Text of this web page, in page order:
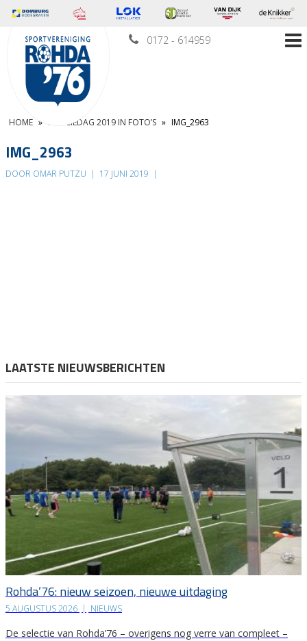
0172 - 614959
HOME » FAMILIEDAG 2019 IN FOTO’S » IMG_2963
IMG_2963
DOOR OMAR PUTZU | 17 JUNI 2019 |
LAATSTE NIEUWSBERICHTEN
Rohda’76: nieuw seizoen, nieuwe uitdaging
5 AUGUSTUS 2026 | NIEUWS
De selectie van Rohda’76 – overigens nog verre van compleet –